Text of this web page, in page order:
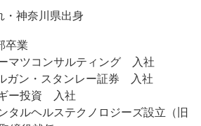
・神奈川県出身
卒業
マツコンサルティング 入社
ガン・スタンレー証券 入社
ー投資 入社
ルヘルステクノロジーズ設立（旧